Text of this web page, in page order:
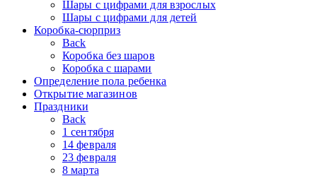
Шары с цифрами для взрослых
Шары с цифрами для детей
Коробка-сюрприз
Back
Коробка без шаров
Коробка с шарами
Определение пола ребенка
Открытие магазинов
Праздники
Back
1 сентября
14 февраля
23 февраля
8 марта